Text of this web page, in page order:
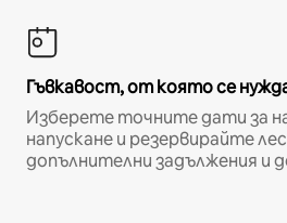
Гъвкавост, от която се
Изберете точните дати за
напускане и резервирайте
допълнителни задължения и